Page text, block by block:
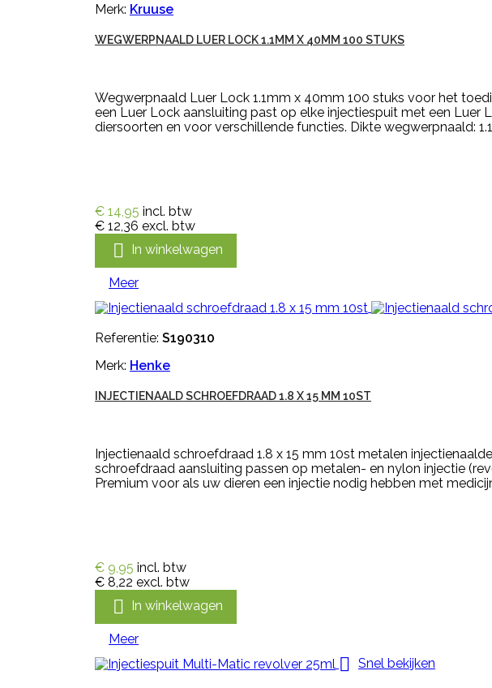
Merk: Kruuse
WEGWERPNAALD LUER LOCK 1.1MM X 40MM 100 STUKS
Wegwerpnaald Luer Lock 1.1mm x 40mm 100 stuks voor het
een Luer Lock aansluiting past op elke injectiespuit met een
diersoorten en voor verschillende functies. Dikte wegwerpnaald:
€ 14,95 incl. btw
€ 12,36 excl. btw
 In winkelwagen
Meer
Referentie: S190310
Merk: Henke
INJECTIENAALD SCHROEFDRAAD 1.8 X 15 MM 10ST
Injectienaald schroefdraad 1.8 x 15 mm 10st metalen
schroefdraad aansluiting passen op metalen- en nylon injectie
Premium voor als uw dieren een injectie nodig hebben met
€ 9,95 incl. btw
€ 8,22 excl. btw
 In winkelwagen
Meer
 Snel bekijken